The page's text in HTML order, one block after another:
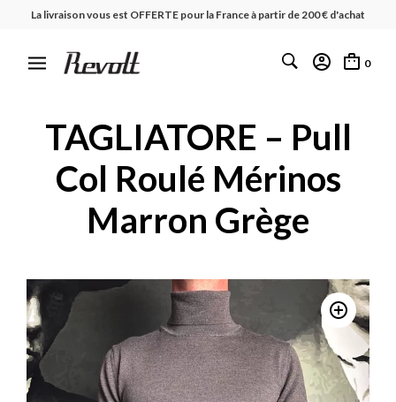
La livraison vous est OFFERTE pour la France à partir de 200 € d'achat
0
TAGLIATORE – Pull
Col Roulé Mérinos
Marron Grège